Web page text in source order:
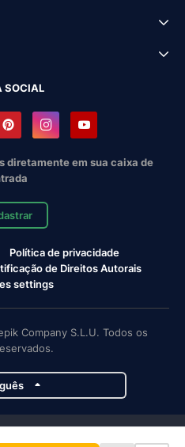
SOCIAL
diretamente em sua caixa de
Política de privacidade
de Direitos Autorais
settings
Company S.L.U. Todos os